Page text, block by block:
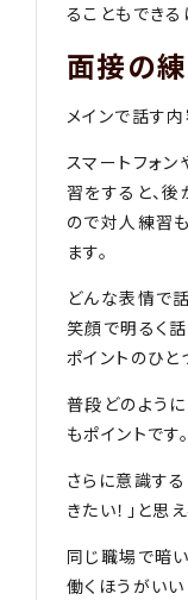
ることもできる
面接の
メインで話す内
スマートフォ
習をすると、
ので対人練習
ます。
どんな表情で
笑顔で明るく
ポイントのひと
普段どのよう
もポイントです。
さらに意識す
きたい！」と思
同じ職場で暗
働くほうがい